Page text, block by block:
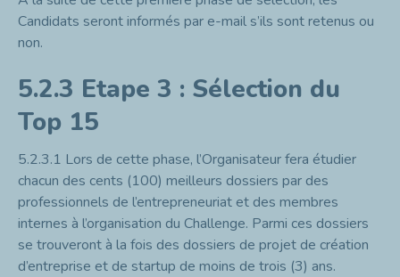
Candidats seront informés par e-mail s’ils sont retenus ou
non.
5.2.3 Etape 3 : Sélection du
Top 15
5.2.3.1 Lors de cette phase, l’Organisateur fera étudier
chacun des cents (100) meilleurs dossiers par des
professionnels de l’entrepreneuriat et des membres
internes à l’organisation du Challenge. Parmi ces dossiers
se trouveront à la fois des dossiers de projet de création
d’entreprise et de startup de moins de trois (3) ans.